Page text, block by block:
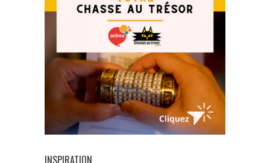
INSPIRATION